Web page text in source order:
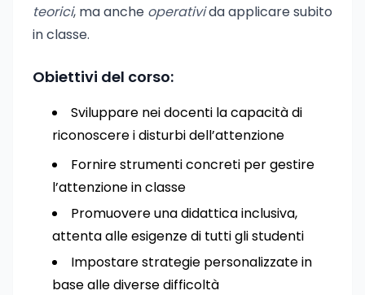
teorici, ma anche operativida applicare subito
in classe.
Obiettivi del corso:
Sviluppare nei docenti la capacità di
riconoscere i disturbi dell’attenzione
Fornire strumenti concreti per gestire
l’attenzione in classe
Promuovere una didattica inclusiva,
attenta alle esigenze di tutti gli studenti
Impostare strategie personalizzate in
base alle diverse difficoltà